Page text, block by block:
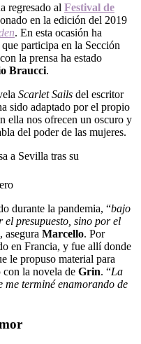
regresado al Festival de
en la edición del 2019
. En esta ocasión ha
que participa en la Sección
la prensa ha estado
Braucci.
Scarlet Sails del escritor
sido adaptado por el propio
ella nos ofrecen un oscuro y
del poder de las mujeres.
durante la pandemia, “bajo
presupuesto, sino por el
asegura Marcello. Por
en Francia, y fue allí donde
le propuso material para
con la novela de Grin. “La
me terminé enamorando de